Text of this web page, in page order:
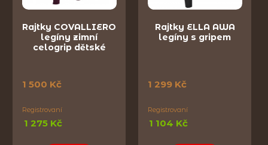
Rajtky COVALLIERO
legíny zimní
celogrip dětské
1 500 Kč
Registrovaní
1 275 Kč
Rajtky ELLA AWA
legíny s gripem
1 299 Kč
Registrovaní
1 104 Kč